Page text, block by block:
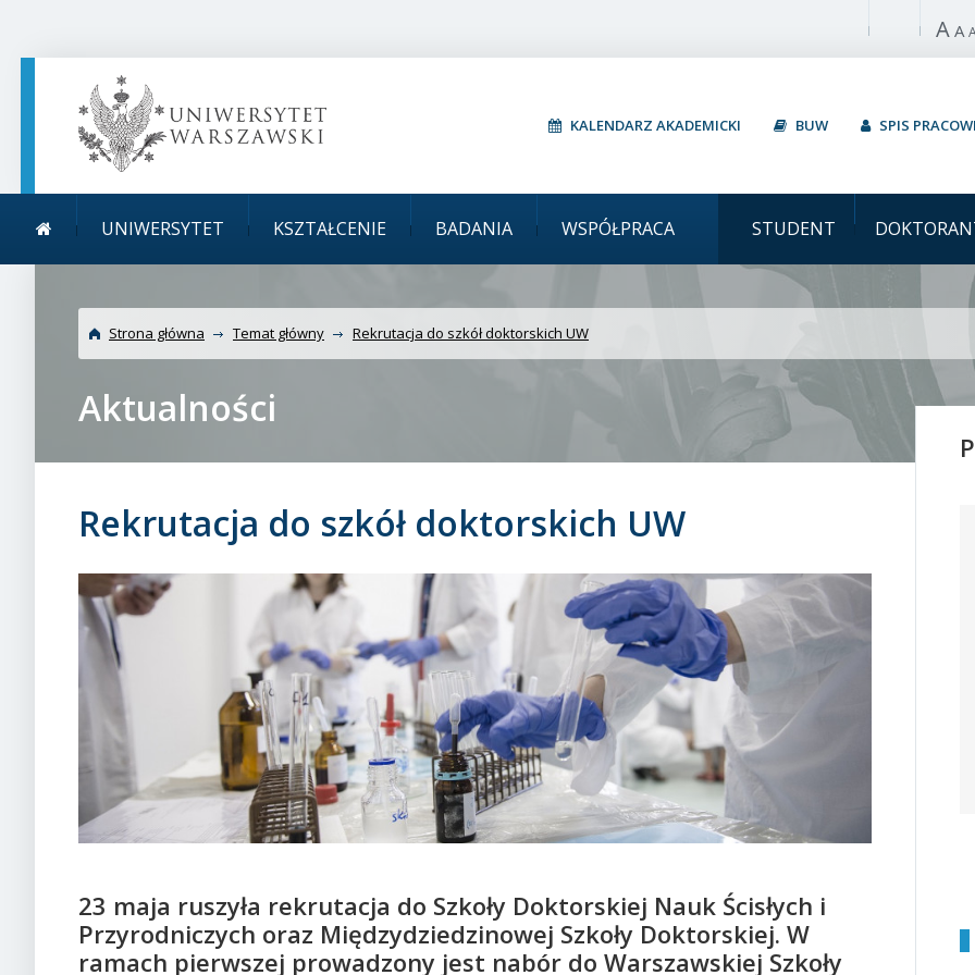
Włącz A A
KALENDARZ AKADEMICKI BUW SPIS
główne
UNIWERSYTET KSZTAŁCENIE BADANIA WSPÓŁPRACA STUDENT
Uniwersytet Warszawski Rekrutacja
Strona główna Temat główny Rekrutacja do szkół doktorskich UW
Aktualności
Rekrutacja do szkół doktorskich UW
23 maja ruszyła rekrutacja do Szkoły Doktorskiej Nauk Ścisłych i
Przyrodniczych oraz Międzydziedzinowej Szkoły Doktorskiej. W
ramach pierwszej prowadzony jest nabór do Warszawskiej Szkoły